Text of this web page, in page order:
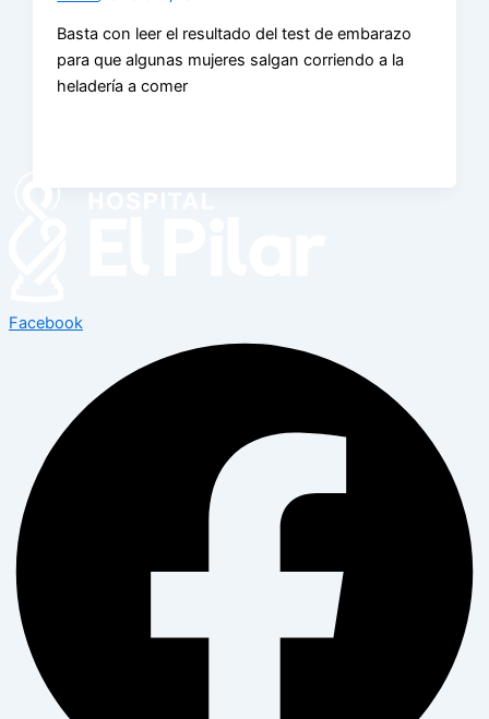
Basta con leer el resultado del test de embarazo
para que algunas mujeres salgan corriendo a la
heladería a comer
Facebook